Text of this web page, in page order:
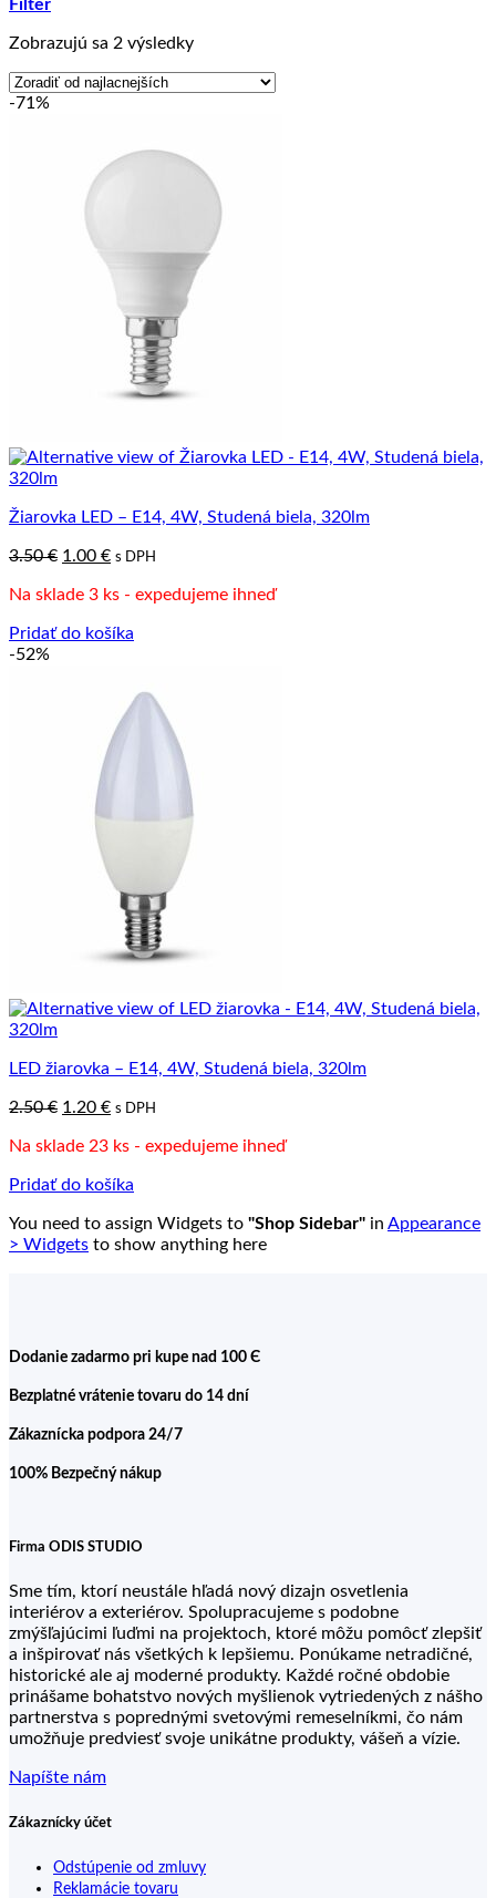
Filter
Zobrazujú sa 2 výsledkyZoradené
najvyššiu
-71%
Žiarovka LED – E14, 4W, Studená biela, 320lm
3.50€ Pôvodná
bola:
1.00 €Aktuálna
je:
s DPH
Na sklade 3 ks - expedujeme ihneď
Pridať do košíka
-52%
LED žiarovka – E14, 4W, Studená biela, 320lm
2.50€ Pôvodná
bola:
1.20 €Aktuálna
je:
s DPH
Na sklade 23 ks - expedujeme ihneď
Pridať do košíka
You need to assign Widgets to "Shop Sidebar" in Appearance
> Widgets to show anything here
Dodanie zadarmo pri kupe nad 100 Є
Bezplatné vrátenie tovaru do 14 dní
Zákaznícka podpora 24/7
100% Bezpečný nákup
Firma ODIS STUDIO
Sme tím, ktorí neustále hľadá nový dizajn osvetlenia
interiérov a exteriérov. Spolupracujeme s podobne
zmýšľajúcimi ľuďmi na projektoch, ktoré môžu pomôcť zlepšiť
a inšpirovať nás všetkých k lepšiemu. Ponúkame netradičné,
historické ale aj moderné produkty. Každé ročné obdobie
prinášame bohatstvo nových myšlienok vytriedených z nášho
partnerstva s poprednými svetovými remeselníkmi, čo nám
umožňuje predviesť svoje unikátne produkty, vášeň a vízie.
Napíšte nám
Zákaznícky účet
Odstúpenie od zmluvy
Reklamácie tovaru